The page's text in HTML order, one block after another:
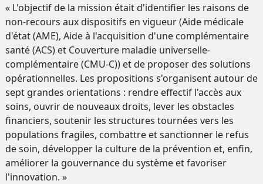
« L'objectif de la mission était d'identifier les raisons de
non-recours aux dispositifs en vigueur (Aide médicale
d'état (AME), Aide à l'acquisition d'une complémentaire
santé (ACS) et Couverture maladie universelle-
complémentaire (CMU-C)) et de proposer des solutions
opérationnelles. Les propositions s'organisent autour de
sept grandes orientations : rendre effectif l'accès aux
soins, ouvrir de nouveaux droits, lever les obstacles
financiers, soutenir les structures tournées vers les
populations fragiles, combattre et sanctionner le refus
de soin, développer la culture de la prévention et, enfin,
améliorer la gouvernance du système et favoriser
l'innovation. »